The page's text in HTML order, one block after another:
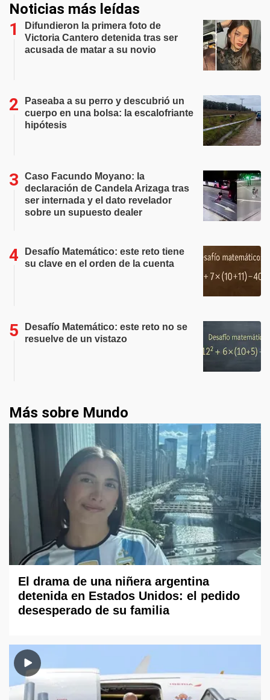
Noticias más leídas
Difundieron la primera foto de
Victoria Cantero detenida tras ser
acusada de matar a su novio
Paseaba a su perro y descubrió un
cuerpo en una bolsa: la escalofriante
hipótesis
Caso Facundo Moyano: la
declaración de Candela Arizaga tras
ser internada y el dato revelador
sobre un supuesto dealer
Desafío Matemático: este reto tiene
su clave en el orden de la cuenta
Desafío Matemático: este reto no se
resuelve de un vistazo
Más sobre Mundo
El drama de una niñera argentina
detenida en Estados Unidos: el pedido
desesperado de su familia